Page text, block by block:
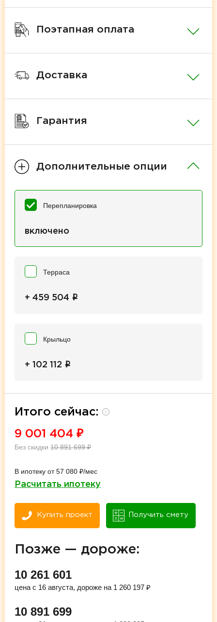
Поэтапная оплата
Доставка
Гарантия
Дополнительные опции
Перепланировка
включено
Терраса
+ 459 504 i
Крыльцо
+ 102 112 i
Итого сейчас: i
9 001 404 ₽
Без скидки 10 891 699₽
В ипотеку от 57 080 ₽/мес
Расчитать ипотеку
Купить проект Получить смету
Позже — дороже:
10 261 601
цена с 16 августа, дороже на 1 260 197 ₽
10 891 699